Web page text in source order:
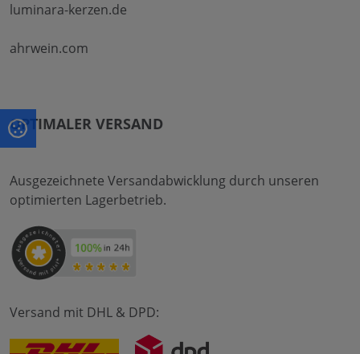
luminara-kerzen.de
ahrwein.com
OPTIMALER VERSAND
Ausgezeichnete Versandabwicklung durch unseren
optimierten Lagerbetrieb.
Versand mit DHL & DPD: